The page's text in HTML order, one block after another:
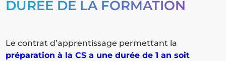
DURÉE DE LA FORMATION
Le contrat d’apprentissage permettant la
préparation à la CS a une durée de 1 an soit